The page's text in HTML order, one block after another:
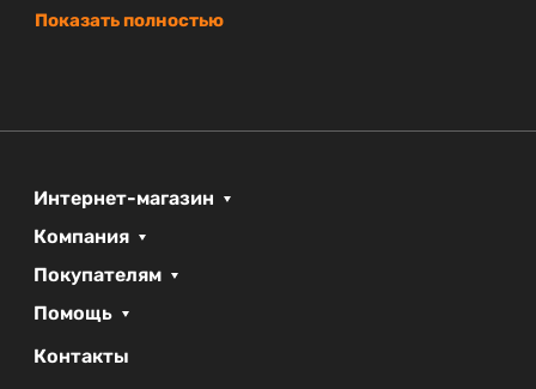
ей современный вид, что делает этот элемент не
0.65 см в глубину и 15 см в высоту, что
MARMI от BelBagno, что подтверждает ее высокое
качество и уникальный дизайн.
Кроме того, на эту модель действует гарантия
сроком на 2 года, что дает вам дополнительную
уверенность в надежности продукта. Подберите
Показать полностью
Интернет-магазин
Компания
Покупателям
Помощь
Контакты